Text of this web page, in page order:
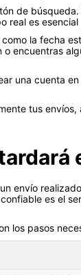
de
real es
la fecha
encuentras
una cuenta
tus
envío
es el
los pasos